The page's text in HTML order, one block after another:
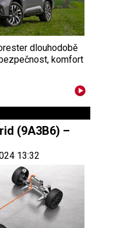
dlouhodobě
komfort
(9A3B6) –
13:32